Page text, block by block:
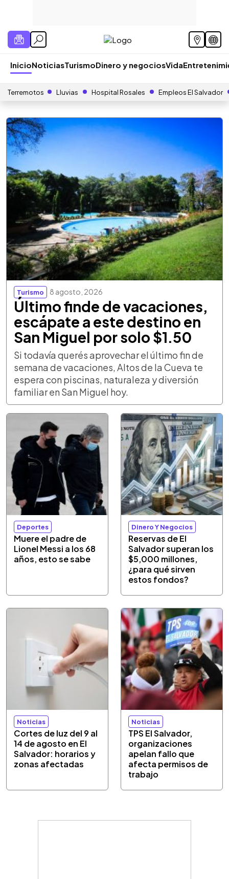
InicioNoticiasTurismoDinero y negociosVida
Terremotos Lluvias Hospital Rosales Empleos El Salvador
Turismo 8 agosto, 2026
Último finde de vacaciones,
escápate a este destino en
San Miguel por solo $1.50
Si todavía querés aprovechar el último fin de
semana de vacaciones, Altos de la Cueva te
espera con piscinas, naturaleza y diversión
familiar en San Miguel hoy.
Deportes
Muere el padre de
Lionel Messi a los 68
años, esto se sabe
Dinero Y Negocios
Reservas de El
Salvador superan los
$5,000 millones,
¿para qué sirven
estos fondos?
Noticias
Cortes de luz del 9 al
14 de agosto en El
Salvador: horarios y
zonas afectadas
Noticias
TPS El Salvador,
organizaciones
apelan fallo que
afecta permisos de
trabajo